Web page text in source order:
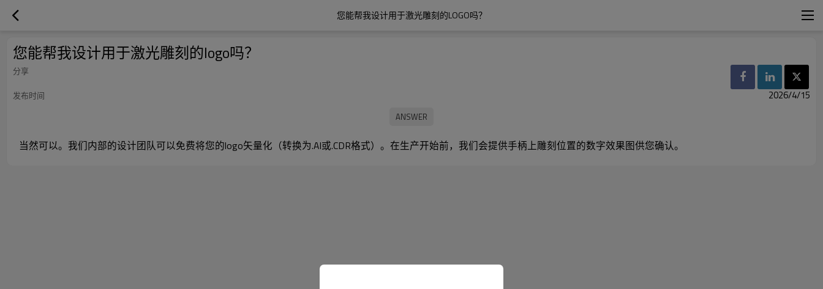
您能帮我设计用于激光雕刻的LOGO吗？
您能帮我设计用于激光雕刻的logo吗？
分享
发布时间
2026/4/15
当然可以。我们内部的设计团队可以免费将您的logo矢量化（转换为.AI或.CDR格式）。在生产开始前，我们会提供手柄上雕刻位置的数字效果图供您确认。